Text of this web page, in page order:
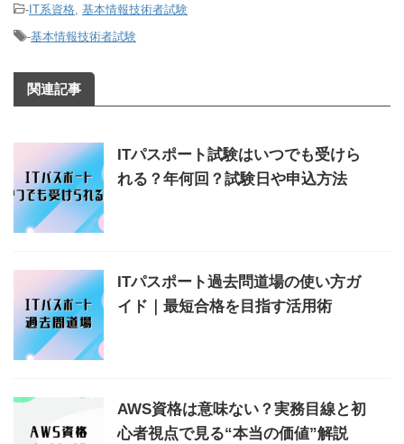
- IT系資格 基本情報技術者試験
-基本情報技術者試験
関連記事
ITパスポート試験はいつでも受けら
れる？年何回？試験日や申込方法
ITパスポート過去問道場の使い方ガ
イド｜最短合格を目指す活用術
AWS資格は意味ない？実務目線と初
心者視点で見る“本当の価値”解説